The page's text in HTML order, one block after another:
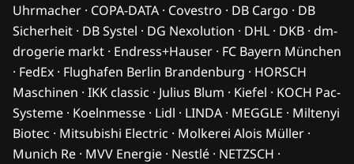
Uhrmacher · COPA-DATA · Covestro · DB Cargo · DB
Sicherheit · DB Systel · DG Nexolution · DHL · DKB · dm-
drogerie markt · Endress+Hauser · FC Bayern München
· FedEx · Flughafen Berlin Brandenburg · HORSCH
Maschinen · IKK classic · Julius Blum · Kiefel · KOCH Pac-
Systeme · Koelnmesse · Lidl · LINDA · MEGGLE · Miltenyi
Biotec · Mitsubishi Electric · Molkerei Alois Müller ·
Munich Re · MVV Energie · Nestlé · NETZSCH ·